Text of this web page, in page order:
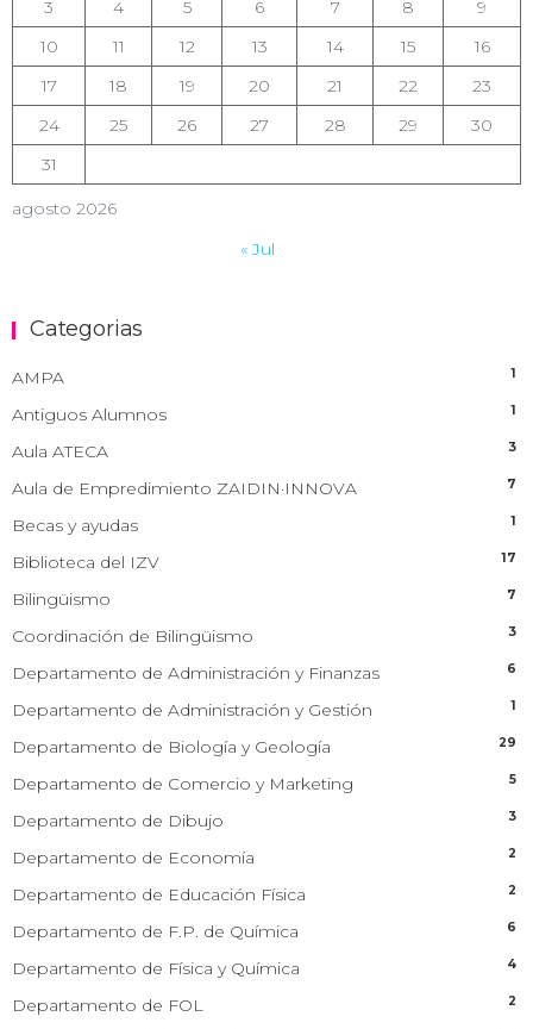
agosto 2026
3 4 5 6 7 8
9
10
11 12 13 14 15
16
17
18 19 20 21 22
23
24
25 26 27 28 29
30
31
« Jul
Categorias
AMPA 1
Antiguos Alumnos 1
Aula ATECA 3
Aula de Empredimiento ZAIDIN·INNOVA 7
Becas y ayudas 1
Biblioteca del IZV 17
Bilingüismo 7
Coordinación de Bilingüismo 3
Departamento de Administración y Finanzas 6
Departamento de Administración y Gestión 1
Departamento de Biología y Geología 29
Departamento de Comercio y Marketing 5
Departamento de Dibujo 3
Departamento de Economía 2
Departamento de Educación Física 2
Departamento de F.P. de Química 6
Departamento de Física y Química 4
Departamento de FOL 2